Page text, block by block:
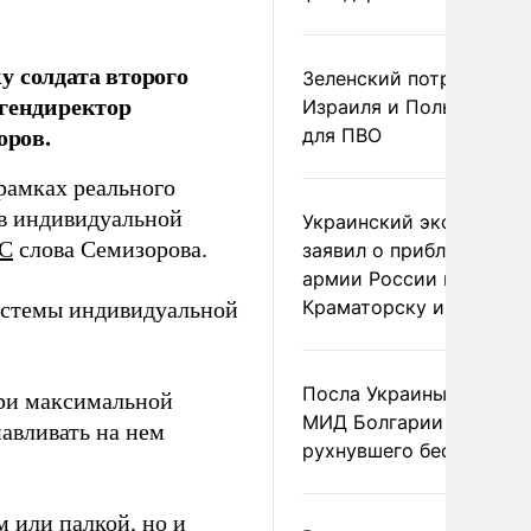
второго
реального
индивидуальной
слова Семизорова.
индивидуальной
максимальной
на нем
или палкой, но и
Зеленский потребовал
Израиля и Польши
для ПВО
Украинский эксперт
заявил о приближении
армии России к
Краматорску и
Посла Украины
МИД Болгарии из-за
рухнувшего